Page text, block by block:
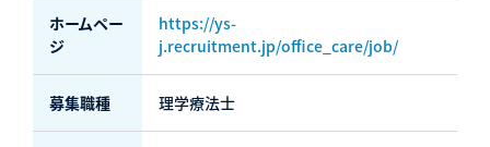
ホームペー
ジ
https://ys-
j.recruitment.jp/office_care/job/
募集職種 理学療法士